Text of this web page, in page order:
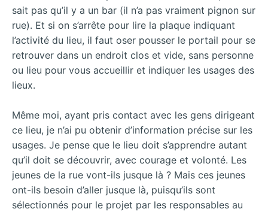
sait pas qu’il y a un bar (il n’a pas vraiment pignon sur
rue). Et si on s’arrête pour lire la plaque indiquant
l’activité du lieu, il faut oser pousser le portail pour se
retrouver dans un endroit clos et vide, sans personne
ou lieu pour vous accueillir et indiquer les usages des
lieux.
Même moi, ayant pris contact avec les gens dirigeant
ce lieu, je n’ai pu obtenir d’information précise sur les
usages. Je pense que le lieu doit s’apprendre autant
qu’il doit se découvrir, avec courage et volonté. Les
jeunes de la rue vont-ils jusque là ? Mais ces jeunes
ont-ils besoin d’aller jusque là, puisqu’ils sont
sélectionnés pour le projet par les responsables au